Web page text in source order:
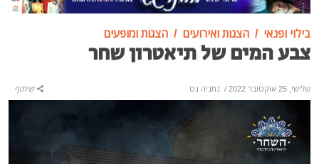
בילוי ופנאי הצגות ואירועים הצגות ומופעים
צבע המים של תיאטרון שחר
שלישי, 25 אוקטובר 2022 / נתניה נט שיתוף